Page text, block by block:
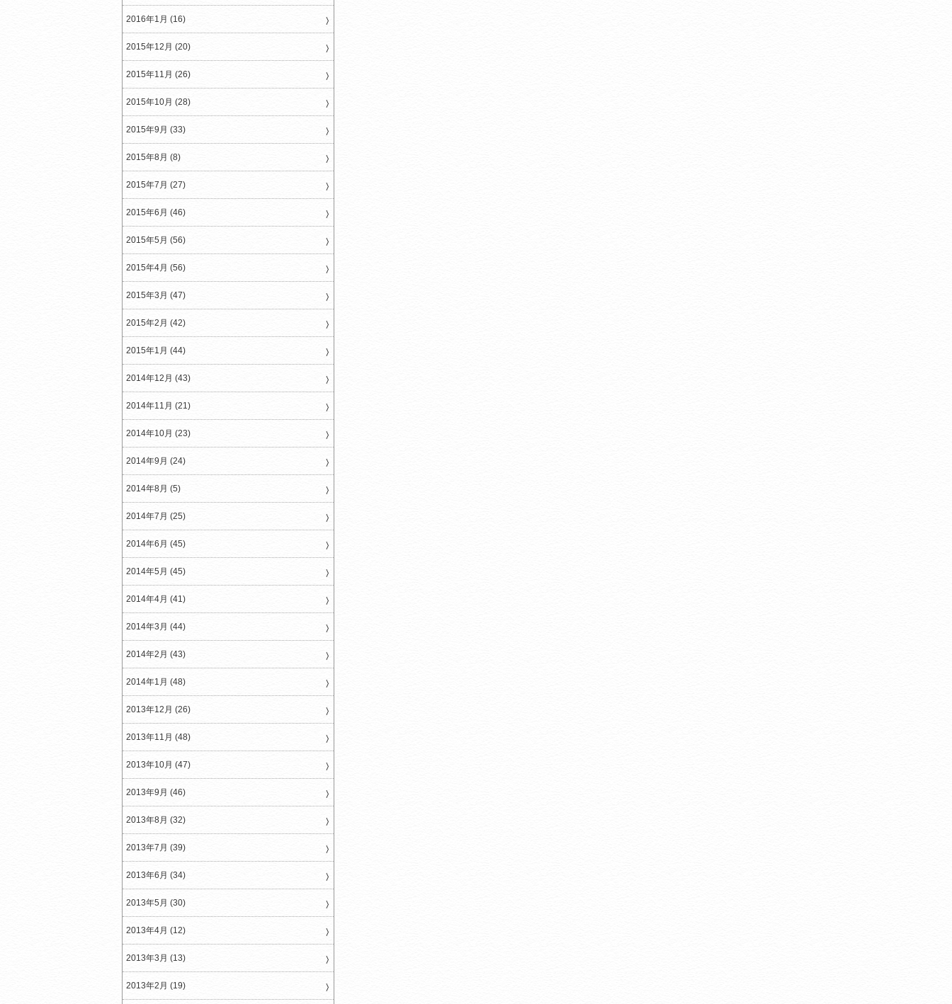
2016年1月 (16)
2015年12月 (20)
2015年11月 (26)
2015年10月 (28)
2015年9月 (33)
2015年8月 (8)
2015年7月 (27)
2015年6月 (46)
2015年5月 (56)
2015年4月 (56)
2015年3月 (47)
2015年2月 (42)
2015年1月 (44)
2014年12月 (43)
2014年11月 (21)
2014年10月 (23)
2014年9月 (24)
2014年8月 (5)
2014年7月 (25)
2014年6月 (45)
2014年5月 (45)
2014年4月 (41)
2014年3月 (44)
2014年2月 (43)
2014年1月 (48)
2013年12月 (26)
2013年11月 (48)
2013年10月 (47)
2013年9月 (46)
2013年8月 (32)
2013年7月 (39)
2013年6月 (34)
2013年5月 (30)
2013年4月 (12)
2013年3月 (13)
2013年2月 (19)